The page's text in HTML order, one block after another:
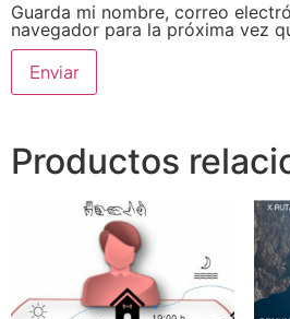
Guarda mi nombre, correo
navegador para la próxima vez
Productos